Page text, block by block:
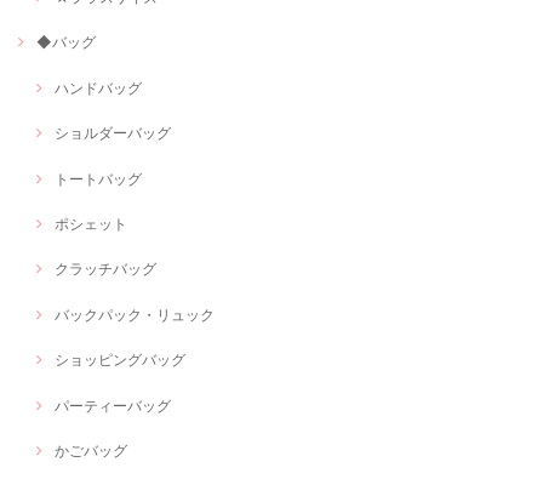
◆バッグ
ハンドバッグ
ショルダーバッグ
トートバッグ
ポシェット
クラッチバッグ
バックパック・リュック
ショッピングバッグ
パーティーバッグ
かごバッグ